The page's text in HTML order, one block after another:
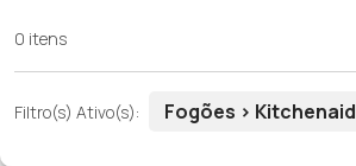
0 itens
Filtro(s) Ativo(s): Fogões > Kitchenaid